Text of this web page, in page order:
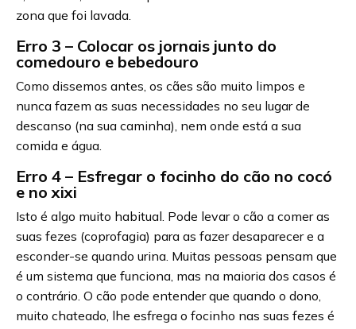
zona que foi lavada.
Erro 3 – Colocar os jornais junto do
comedouro e bebedouro
Como dissemos antes, os cães são muito limpos e
nunca fazem as suas necessidades no seu lugar de
descanso (na sua caminha), nem onde está a sua
comida e água.
Erro 4 – Esfregar o focinho do cão no cocó
e no xixi
Isto é algo muito habitual. Pode levar o cão a comer as
suas fezes (coprofagia) para as fazer desaparecer e a
esconder-se quando urina. Muitas pessoas pensam que
é um sistema que funciona, mas na maioria dos casos é
o contrário. O cão pode entender que quando o dono,
muito chateado, lhe esfrega o focinho nas suas fezes é